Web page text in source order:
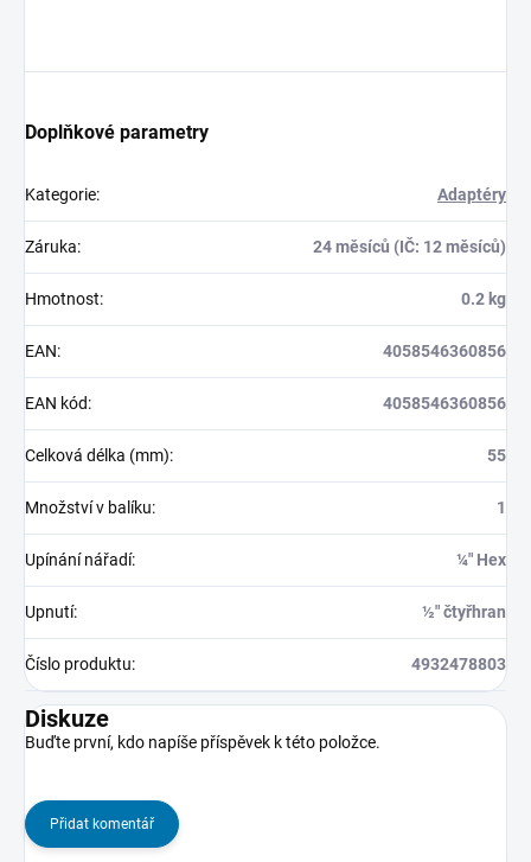
Doplňkové parametry
Kategorie: Adaptéry
Záruka: 24 měsíců (IČ: 12 měsíců)
Hmotnost: 0.2 kg
EAN: 4058546360856
EAN kód: 4058546360856
Celková délka (mm): 55
Množství v balíku: 1
Upínání nářadí: ¼″ Hex
Upnutí: ½″ čtyřhran
Číslo produktu: 4932478803
Diskuze
Buďte první, kdo napíše příspěvek k této položce.
Přidat komentář